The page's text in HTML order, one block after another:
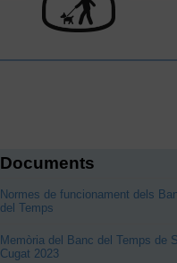
Documents
Normes de funcionament dels
del Temps
Memòria del Banc del Temps de
Cugat 2023